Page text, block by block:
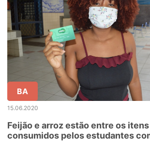
BA
15.06.2020
Feijão e arroz estão entre os
consumidos pelos estudantes